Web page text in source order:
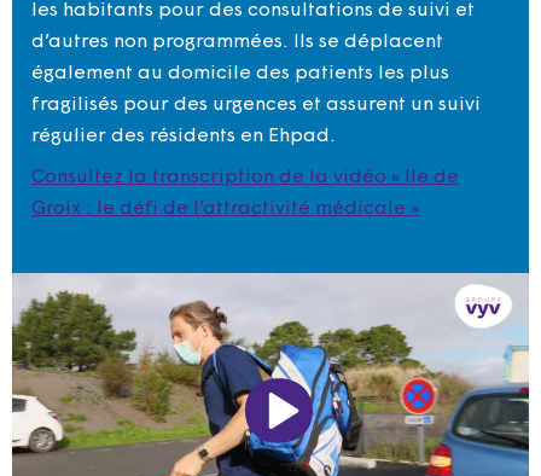
les habitants pour des consultations de suivi et
d’autres non programmées. Ils se déplacent
également au domicile des patients les plus
fragilisés pour des urgences et assurent un suivi
régulier des résidents en Ehpad.
Consultez la transcription de la vidéo « Ile de
Groix : le défi de l’attractivité médicale »